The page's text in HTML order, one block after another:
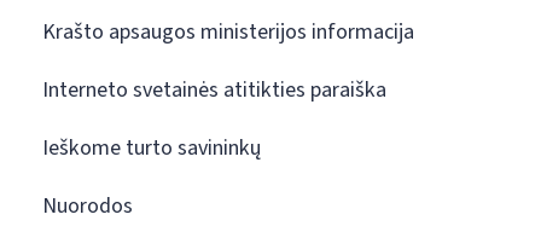
Krašto apsaugos ministerijos informacija
Interneto svetainės atitikties paraiška
Ieškome turto savininkų
Nuorodos